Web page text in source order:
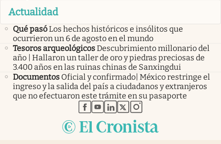
Actualidad
Qué pasóLos hechos históricos e insólitos que
ocurrieron un 6 de agosto en el mundo
Tesoros arqueológicosDescubrimiento millonario del
año | Hallaron un taller de oro y piedras preciosas de
3.400 años en las ruinas chinas de Sanxingdui
Documentos Oficial y confirmado| México restringe el
ingreso y la salida del país a ciudadanos y extranjeros
que no efectuaron este trámite en su pasaporte
abre en nueva pestaña
abre en nueva pestaña
abre en nueva pestaña
abre en nueva pestaña
abre en nueva pestaña